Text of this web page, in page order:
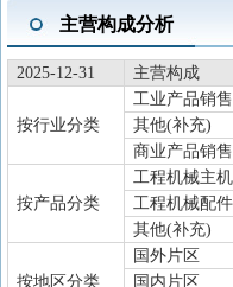
主营构成分析
2025-12-31 主营构成
按行业分类
工业产品销售
其他(补充)
商业产品销售
按产品分类
工程机械主
工程机械配
其他(补充)
按地区分类
国外片区
国内片区